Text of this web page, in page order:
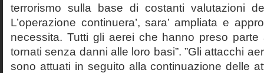
terrorismo sulla base di costanti valutazioni
L’operazione continuera’, sara’ ampliata e
necessita. Tutti gli aerei che hanno preso parte
tornati senza danni alle loro basi”. ”Gli attacchi
sono attuati in seguito alla continuazione delle